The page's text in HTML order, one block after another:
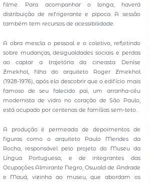
filme. Para acompanhar o longa, haverá
distribuição de refrigerante e pipoca. A sessão
também tem recursos de acessibilidade.
A obra mescla o pessoal e o coletivo, refletindo
sobre mudanças, desigualdades sociais e perdas
ao captar a trajetória da cineasta Denise
Zmekhol, filha do arquiteto Roger Zmekhol
(1928-1976), após ela descobrir que o edifício mais
famoso de seu falecido pai, um arranha-céu
modernista de vidro no coração de São Paulo,
está ocupado por centenas de famílias sem-teto.
A produção é permeada de depoimentos de
figuras como o arquiteto Paulo Mendes da
Rocha, responsável pelo projeto do Museu da
Língua Portuguesa, e de integrantes das
Ocupações Almirante Negro, Oswald de Andrade
e Mauá, vizinha ao museu, que abordam os